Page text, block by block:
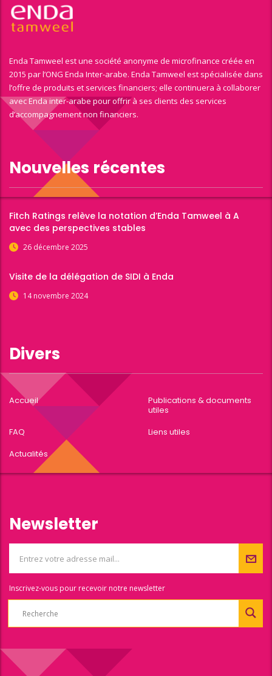
Enda Tamweel est une société anonyme de microfinance créée en
2015 par l’ONG Enda Inter-arabe. Enda Tamweel est spécialisée dans
l’offre de produits et services financiers; elle continuera à collaborer
avec Enda inter-arabe pour offrir à ses clients des services
d’accompagnement non financiers.
Nouvelles récentes
Fitch Ratings relève la notation d’Enda Tamweel à A
avec des perspectives stables
26 décembre 2025
Visite de la délégation de SIDI à Enda
14 novembre 2024
Divers
Accueil
Publications & documents
utiles
FAQ
Liens utiles
Actualités
Newsletter
Inscrivez-vous pour recevoir notre newsletter